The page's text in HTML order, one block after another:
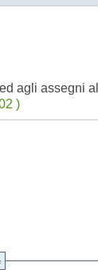
agli assegni
)